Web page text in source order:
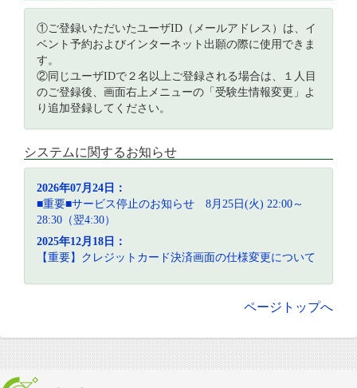
①ご登録いただいたユーザID（メールアドレス）は、イ
ベント予約およびインターネット出願の際に使用できま
す。
②同じユーザIDで２名以上ご登録される場合は、１人目
のご登録後、画面右上メニューの「受験生情報変更」よ
り追加登録してください。
システムに関するお知らせ
2026年07月24日：
■重要■サービス停止のお知らせ 8月25日(火) 22:00～
28:30（翌4:30）
2025年12月18日：
【重要】クレジットカード決済画面の仕様変更について
ページトップへ